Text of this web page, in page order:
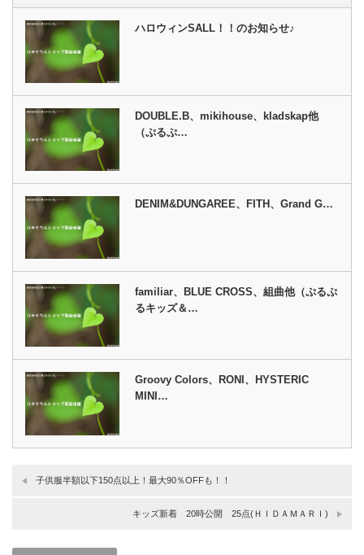
ハロウィンSALL！！のお知らせ♪
DOUBLE.B、mikihouse、kladskap他
（ぷるぷ…
DENIM&DUNGAREE、FITH、Grand G…
familiar、BLUE CROSS、組曲他（ぷるぷ
るキッズ＆…
Groovy Colors、RONI、HYSTERIC
MINI…
子供服半額以下150点以上！最大90％OFFも！！
キッズ新着 20時公開 25点(ＨＩＤＡＭＡＲＩ)